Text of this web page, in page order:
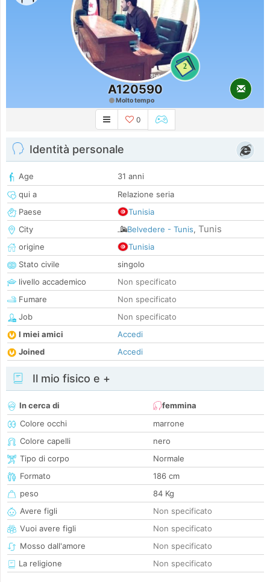
2
A120590
Molto tempo
0
Identità personale
Age
31 anni
qui a
Relazione seria
Paese
Tunisia
City
Belvedere - Tunis, Tunis
origine
Tunisia
Stato civile
singolo
livello accademico
Non specificato
Fumare
Non specificato
Job
Non specificato
I miei amici
Accedi
Joined
Accedi
Il mio fisico e +
In cerca di
femmina
Colore occhi
marrone
Colore capelli
nero
Tipo di corpo
Normale
Formato
186 cm
peso
84 Kg
Avere figli
Non specificato
Vuoi avere figli
Non specificato
Mosso dall'amore
Non specificato
La religione
Non specificato